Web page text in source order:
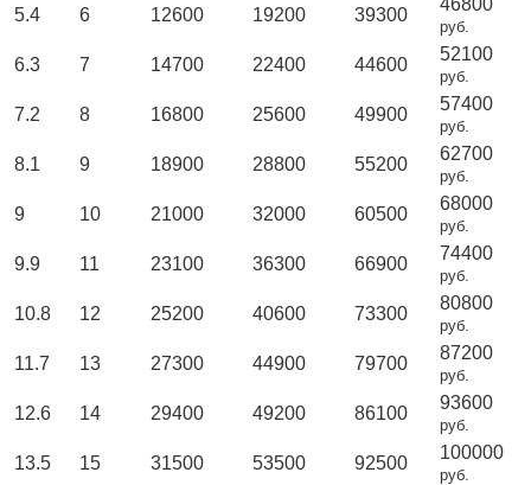
5.4 6 12600 19200 39300
руб.
6.3 7 14700 22400 44600
52100
руб.
7.2 8 16800 25600 49900
57400
руб.
8.1 9 18900 28800 55200
62700
руб.
9 10 21000 32000 60500
68000
руб.
9.9 11 23100 36300 66900
74400
руб.
10.8 12 25200 40600 73300
80800
руб.
11.7 13 27300 44900 79700
87200
руб.
12.6 14 29400 49200 86100
93600
руб.
13.5 15 31500 53500 92500
100000
руб.